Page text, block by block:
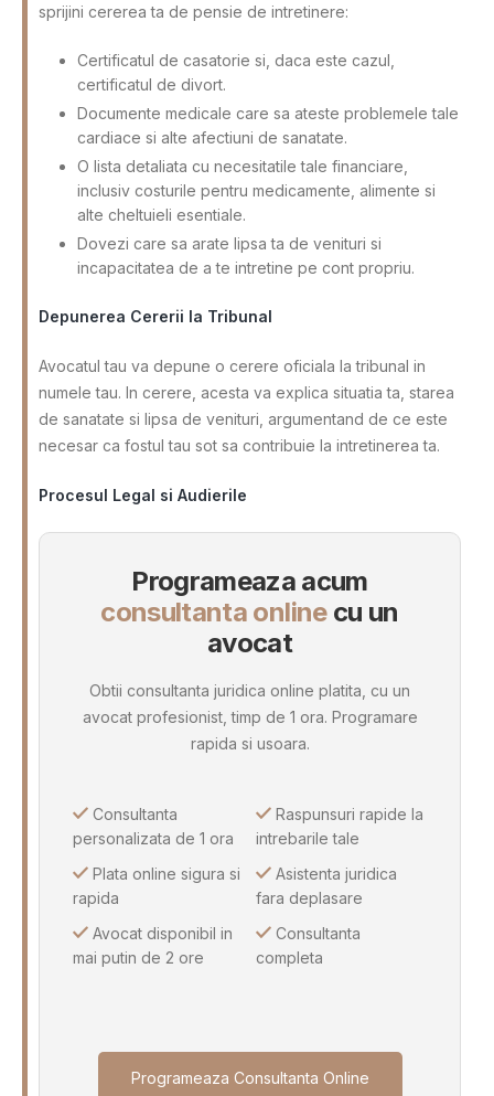
sprijini cererea ta de pensie de intretinere:
Certificatul de casatorie si, daca este cazul,
certificatul de divort.
Documente medicale care sa ateste problemele tale
cardiace si alte afectiuni de sanatate.
O lista detaliata cu necesitatile tale financiare,
inclusiv costurile pentru medicamente, alimente si
alte cheltuieli esentiale.
Dovezi care sa arate lipsa ta de venituri si
incapacitatea de a te intretine pe cont propriu.
Depunerea Cererii la Tribunal
Avocatul tau va depune o cerere oficiala la tribunal in
numele tau. In cerere, acesta va explica situatia ta, starea
de sanatate si lipsa de venituri, argumentand de ce este
necesar ca fostul tau sot sa contribuie la intretinerea ta.
Procesul Legal si Audierile
Programeaza acum
consultanta onlinecu un
avocat
Obtii consultanta juridica online platita, cu un
avocat profesionist, timp de 1 ora. Programare
rapida si usoara.
Consultanta
personalizata de 1 ora
Plata online sigura si
rapida
Avocat disponibil in
mai putin de 2 ore
Raspunsuri rapide la
intrebarile tale
Asistenta juridica
fara deplasare
Consultanta
completa
Programeaza Consultanta Online